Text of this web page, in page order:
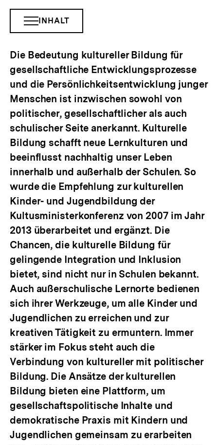
INHALTSNAVIGATION
INHALT
Die Bedeutung kultureller Bildung für
gesellschaftliche Entwicklungsprozesse
und die Persönlichkeitsentwicklung junger
Menschen ist inzwischen sowohl von
politischer, gesellschaftlicher als auch
schulischer Seite anerkannt. Kulturelle
Bildung schafft neue Lernkulturen und
beeinflusst nachhaltig unser Leben
innerhalb und außerhalb der Schulen. So
wurde die Empfehlung zur kulturellen
Kinder- und Jugendbildung der
Kultusministerkonferenz von 2007 im Jahr
2013 überarbeitet und ergänzt. Die
Chancen, die kulturelle Bildung für
gelingende Integration und Inklusion
bietet, sind nicht nur in Schulen bekannt.
Auch außerschulische Lernorte bedienen
sich ihrer Werkzeuge, um alle Kinder und
Jugendlichen zu erreichen und zur
kreativen Tätigkeit zu ermuntern. Immer
stärker im Fokus steht auch die
Verbindung von kultureller mit politischer
Bildung. Die Ansätze der kulturellen
Bildung bieten eine Plattform, um
gesellschaftspolitische Inhalte und
demokratische Praxis mit Kindern und
Jugendlichen gemeinsam zu erarbeiten